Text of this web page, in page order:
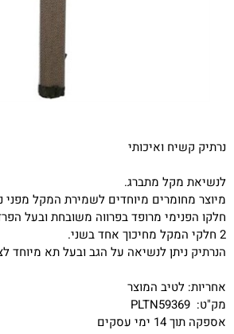
נרתיק קשיח ואיכותי
לנשיאת מקל מתברג.
מיוצר מחומרים מיוחדים לשמירת המקל מפני
חלקו הפנימי מרופד בפרווה משובחת ובעל
2 חלקי המקל מחיכוך אחד בשני.
הנרתיק ניתן לנשיאה על הגב ובעל תא מיוחד
אחריות: לטיב המוצר
מק"ט: PLTN59369
אספקה תוך 14 ימי עסקים